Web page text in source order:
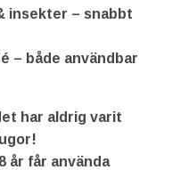
insekter – snabbt
– både användbar
har aldrig varit
år får använda